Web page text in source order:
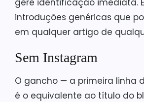
gere identificação imediata.
introduções genéricas que
em qualquer artigo de
Sem Instagram
O gancho — a primeira linha
é o equivalente ao título do